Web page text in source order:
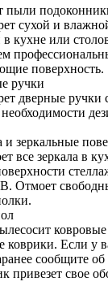
пыли
сухой и
кухне или
поверхность.
ручки
дверные ручки
и зеркальные
все зеркала в
Отмоет
коврики. Если у
сообщите об
привезет свое